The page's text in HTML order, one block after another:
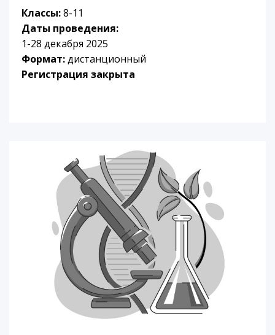
Классы:8-11
Даты проведения:
1-28 декабря 2025
Формат:дистанционный
Регистрация закрыта